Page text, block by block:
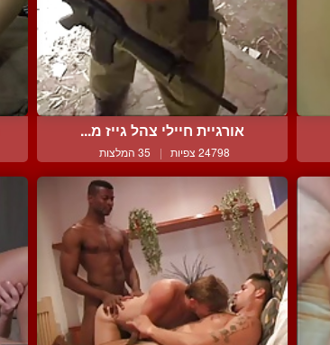
אורגיית חיילי צהל גייז מ...
24798 צפיות | 35 המלצות